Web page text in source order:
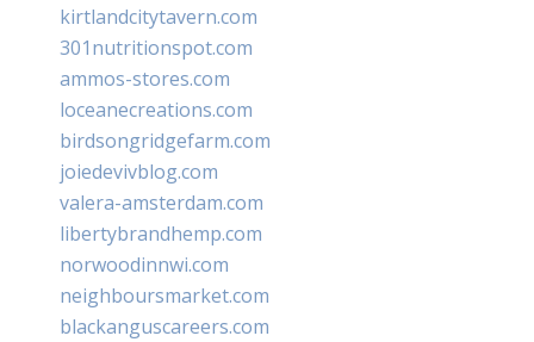
kirtlandcitytavern.com
301nutritionspot.com
ammos-stores.com
loceanecreations.com
birdsongridgefarm.com
joiedevivblog.com
valera-amsterdam.com
libertybrandhemp.com
norwoodinnwi.com
neighboursmarket.com
blackanguscareers.com